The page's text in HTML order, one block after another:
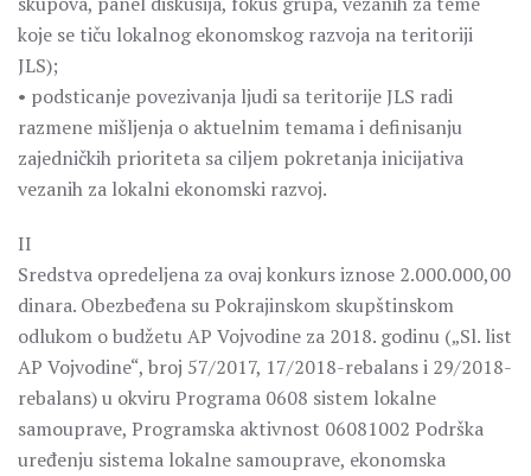
koje se tiču lokalnog ekonomskog razvoja na teritoriji
JLS);
• podsticanje povezivanja ljudi sa teritorije JLS radi
razmene mišljenja o aktuelnim temama i definisanju
zajedničkih prioriteta sa ciljem pokretanja inicijativa
vezanih za lokalni ekonomski razvoj.
II
Sredstva opredeljena za ovaj konkurs iznose 2.000.000,00
dinara. Obezbeđena su Pokrajinskom skupštinskom
odlukom o budžetu AP Vojvodine za 2018. godinu („Sl. list
AP Vojvodine“, broj 57/2017, 17/2018-rebalans i 29/2018-
rebalans) u okviru Programa 0608 sistem lokalne
samouprave, Programska aktivnost 06081002 Podrška
uređenju sistema lokalne samouprave, ekonomska